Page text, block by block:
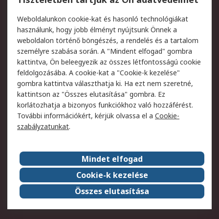
Termékvisszaküldés
Szolgáltatások
Jogi
Adatvédelmi
szabályzat
Az RS értékesítési
feltételei
Cookie szabályzat
Email biztonság
Webhelyre vonatkozó
feltételek
Weboldal felhasználói
szabályzata
Képviseletek
Rólunk
Vállalatcsoport
Karrier
Díjak és elismerések
ESG globális célok
Weboldalunkon cookie-kat és hasonló technológiákat
használunk, hogy jobb élményt nyújtsunk Önnek a
weboldalon történő böngészés, a rendelés és a tartalom
személyre szabása során. A "Mindent elfogad" gombra
kattintva, Ön beleegyezik az összes létfontosságú cookie
feldolgozásába. A cookie-kat a "Cookie-k kezelése"
gombra kattintva választhatja ki. Ha ezt nem szeretné,
kattintson az "Összes elutasítása" gombra. Ez
korlátozhatja a bizonyos funkciókhoz való hozzáférést.
További információkért, kérjük olvassa el a Cookie-
szabályzatunkat.
Mindet elfogad
Cookie-k kezelése
Összes elutasítása